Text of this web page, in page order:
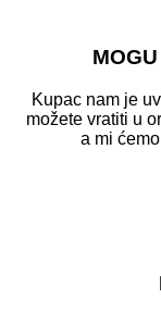
Kupac nam je
možete vratiti u
a mi